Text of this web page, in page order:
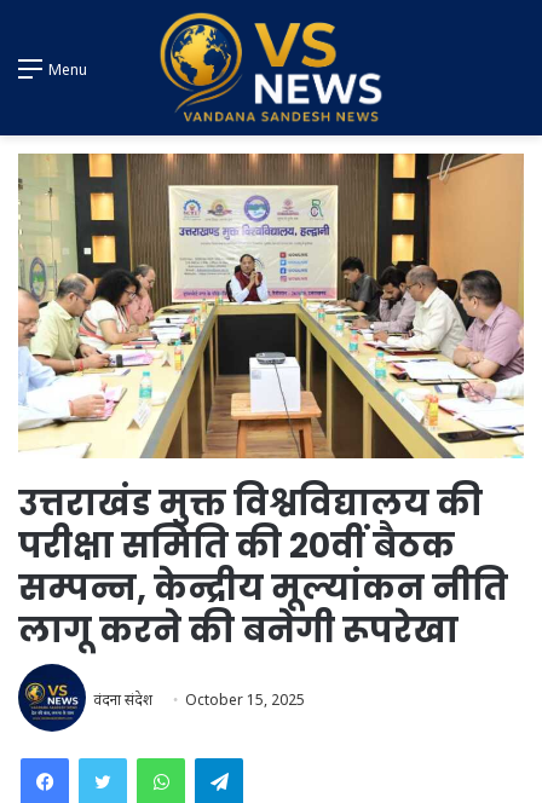
Menu
उत्तराखंड मुक्त विश्वविद्यालय की
परीक्षा समिति की 20वीं बैठक
सम्पन्न, केन्द्रीय मूल्यांकन नीति
लागू करने की बनेगी रूपरेखा
वंदना संदेश October 15, 2025
WhatsAppTelegram